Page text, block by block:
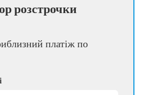
розстрочки
платіж по